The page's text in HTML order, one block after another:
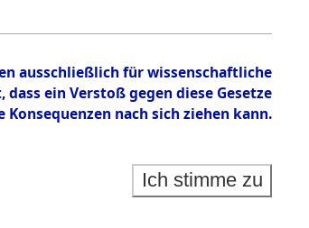
ausschließlich für wissenschaftliche
ein Verstoß gegen diese Gesetze
nach sich ziehen kann.
Ich stimme zu